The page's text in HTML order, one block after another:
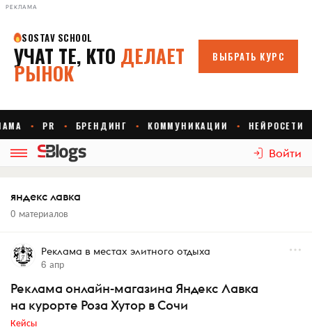
РЕКЛАМА
Войти
яндекс лавка
0 материалов
Реклама в местах элитного отдыха
6 апр
Реклама онлайн-магазина Яндекс Лавка
на курорте Роза Хутор в Сочи
Кейсы